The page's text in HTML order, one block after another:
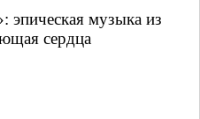
эпическая музыка из
сердца